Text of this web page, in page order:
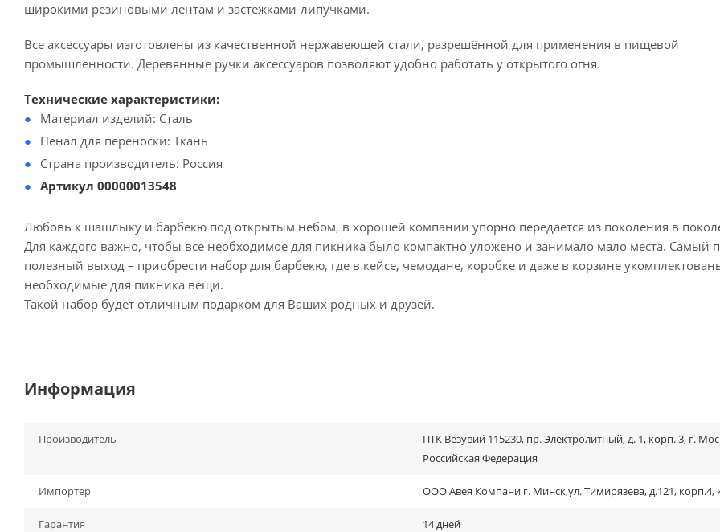
широкими резиновыми лентам и застёжками-липучками.
Все аксессуары изготовлены из качественной нержавеющей стали, разрешённой для применения в пищевой
промышленности. Деревянные ручки аксессуаров позволяют удобно работать у открытого огня.
Технические характеристики:
Материал изделий: Сталь
Пенал для переноски: Ткань
Страна производитель: Россия
Артикул 00000013548
Любовь к шашлыку и барбекю под открытым небом, в хорошей компании упорно передается из поколения в
Для каждого важно, чтобы все необходимое для пикника было компактно уложено и занимало мало места. Самый
полезный выход – приобрести набор для барбекю, где в кейсе, чемодане, коробке и даже в корзине
необходимые для пикника вещи.
Такой набор будет отличным подарком для Ваших родных и друзей.
Информация
Производитель
ПТК Везувий 115230, пр. Электролитный, д. 1, корп. 3, г.
Российская Федерация
Импортер ООО Авея Компани г. Минск,ул. Тимирязева, д.121, корп.4,
Гарантия 14 дней